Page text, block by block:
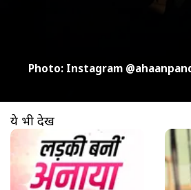
Photo: Instagram
खुल रहा है
ये भी देखें